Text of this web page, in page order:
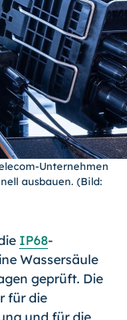
Unternehmen
ausbauen. (Bild:
IP68-
Wassersäule
geprüft. Die
für die
und für die